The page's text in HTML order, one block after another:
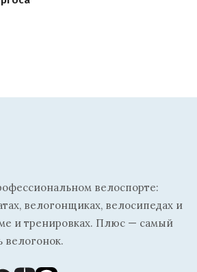
велоспорте:
велогонщиках, велосипедах и
и тренировках. Плюс — самый
велогонок.